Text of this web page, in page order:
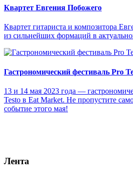
Квартет Евгения Побожего
Квартет гитариста и композитора
из сильнейших формаций в
Гастрономический фестиваль Pro
13 и 14 мая 2023 года —
Testo в Eat Market. Не пропустите
событие этого мая!
Лента